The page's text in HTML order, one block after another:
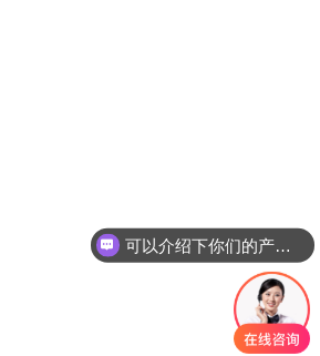
可以介绍下你们的产品么
你们是怎么收费的呢